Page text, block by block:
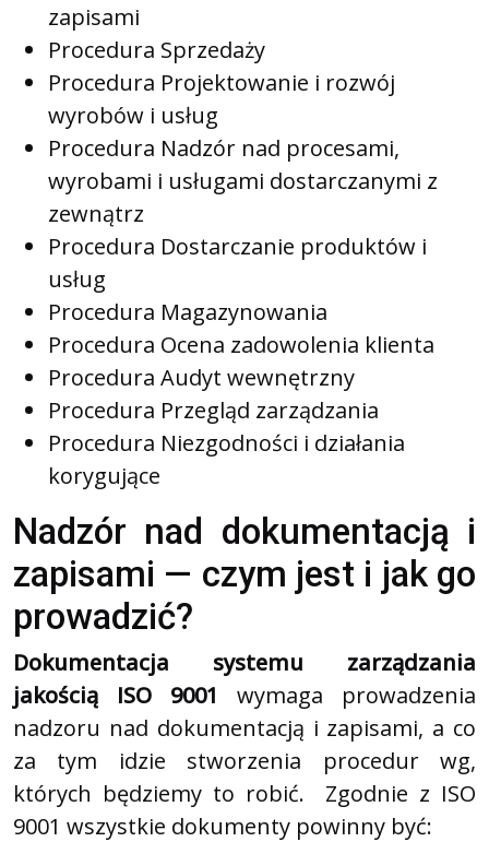
zapisami
Procedura Sprzedaży
Procedura Projektowanie i rozwój
wyrobów i usług
Procedura Nadzór nad procesami,
wyrobami i usługami dostarczanymi z
zewnątrz
Procedura Dostarczanie produktów i
usług
Procedura Magazynowania
Procedura Ocena zadowolenia klienta
Procedura Audyt wewnętrzny
Procedura Przegląd zarządzania
Procedura Niezgodności i działania
korygujące
Nadzór nad dokumentacją i
zapisami — czym jest i jak go
prowadzić?
Dokumentacja systemu zarządzania
jakością ISO 9001
wymaga prowadzenia
nadzoru nad dokumentacją i zapisami, a co
za tym idzie stworzenia procedur wg,
których będziemy to robić.
Zgodnie z ISO
9001 wszystkie dokumenty powinny być: